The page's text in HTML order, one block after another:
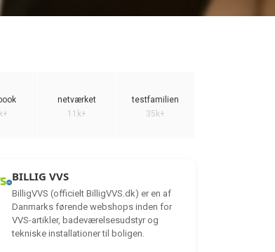
netværket
11k+
testfamilien
35k+
BILLIG VVS
BilligVVS (officielt BilligVVS.dk) er en af
Danmarks førende webshops inden for
VVS-artikler, badeværelsesudstyr og
tekniske installationer til boligen.